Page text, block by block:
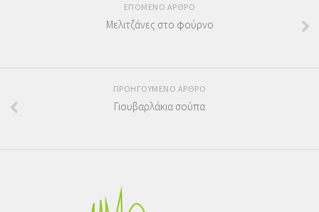
ΕΠΟΜΕΝΟ ΑΡΘΡΟ
Μελιτζάνες στο φούρνο
ΠΡΟΗΓΟΥΜΕΝΟ ΑΡΘΡΟ
Γιουβαρλάκια σούπα